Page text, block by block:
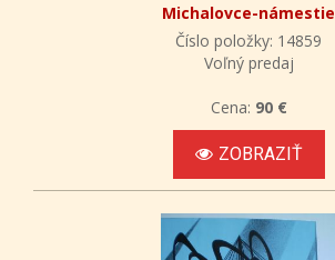
Michalovce-námestie
Číslo položky: 14859
Voľný predaj
Cena: 90 €
ZOBRAZIŤ